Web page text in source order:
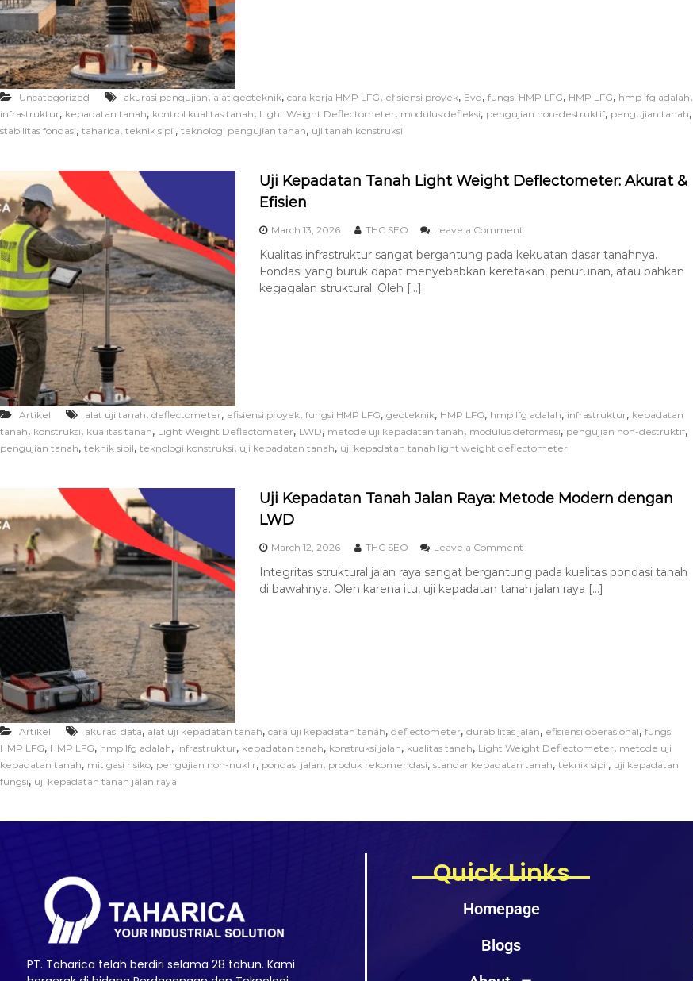
Uncategorized akurasi pengujian, alat geoteknik, cara kerja HMP LFG, efisiensi proyek, Evd, fungsi HMP LFG, HMP LFG, hmp lfg adalah,
infrastruktur, kepadatan tanah, kontrol kualitas tanah, Light Weight Deflectometer, modulus defleksi, pengujian non-destruktif, pengujian tanah,
stabilitas fondasi, taharica, teknik sipil, teknologi pengujian tanah, uji tanah konstruksi
Uji Kepadatan Tanah Light Weight Deflectometer: Akurat &
Efisien
March 13, 2026 THC SEO Leave a Comment
Kualitas infrastruktur sangat bergantung pada kekuatan dasar tanahnya.
Fondasi yang buruk dapat menyebabkan keretakan, penurunan, atau bahkan
kegagalan struktural. Oleh […]
Artikel alat uji tanah, deflectometer, efisiensi proyek, fungsi HMP LFG, geoteknik, HMP LFG, hmp lfg adalah, infrastruktur, kepadatan
tanah, konstruksi, kualitas tanah, Light Weight Deflectometer, LWD, metode uji kepadatan tanah, modulus deformasi, pengujian non-destruktif,
pengujian tanah, teknik sipil, teknologi konstruksi, uji kepadatan tanah, uji kepadatan tanah light weight deflectometer
Uji Kepadatan Tanah Jalan Raya: Metode Modern dengan
LWD
March 12, 2026 THC SEO Leave a Comment
Integritas struktural jalan raya sangat bergantung pada kualitas pondasi tanah
di bawahnya. Oleh karena itu, uji kepadatan tanah jalan raya […]
Artikel akurasi data, alat uji kepadatan tanah, cara uji kepadatan tanah, deflectometer, durabilitas jalan, efisiensi operasional, fungsi
HMP LFG, HMP LFG, hmp lfg adalah, infrastruktur, kepadatan tanah, konstruksi jalan, kualitas tanah, Light Weight Deflectometer, metode uji
kepadatan tanah, mitigasi risiko, pengujian non-nuklir, pondasi jalan, produk rekomendasi, standar kepadatan tanah, teknik sipil, uji kepadatan
fungsi, uji kepadatan tanah jalan raya
PT. Taharica telah berdiri selama 28 tahun. Kami
Quick Links
Homepage
Blogs